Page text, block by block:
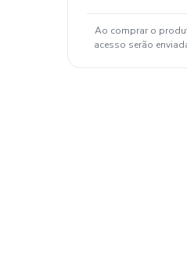
Ao comprar o
acesso serão